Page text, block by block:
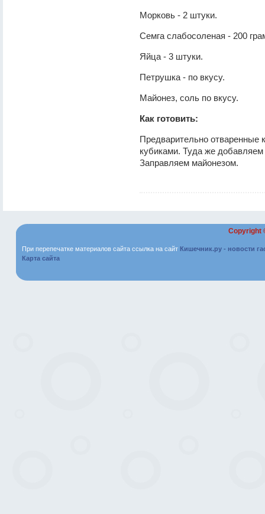
Морковь - 2 штуки.
Семга слабосоленая - 200
Яйца - 3 штуки.
Петрушка - по вкусу.
Майонез, соль по вкусу.
Как готовить:
Предварительно отваренные
кубиками. Туда же
Заправляем майонезом.
Copyright
При перепечатке материалов сайта ссылка на сайт Кишечник.ру - новости
Карта сайта